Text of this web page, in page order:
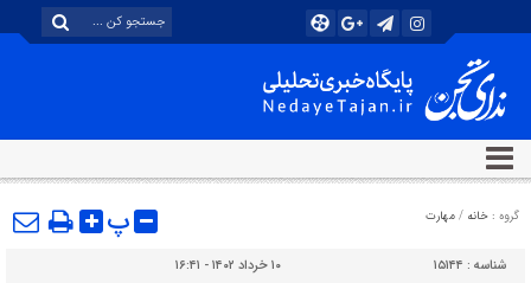
گروه : خانه / مهارت پ
شناسه : ۱۵۱۴۴
۱۰ خرداد ۱۴۰۲ - ۱۶:۴۱